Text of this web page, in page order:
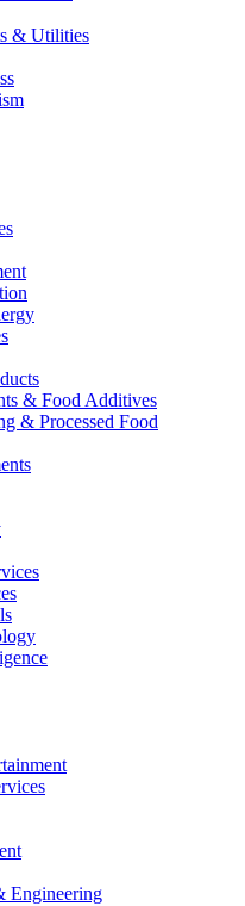
& Utilities
& Food Additives
& Processed Food
Engineering